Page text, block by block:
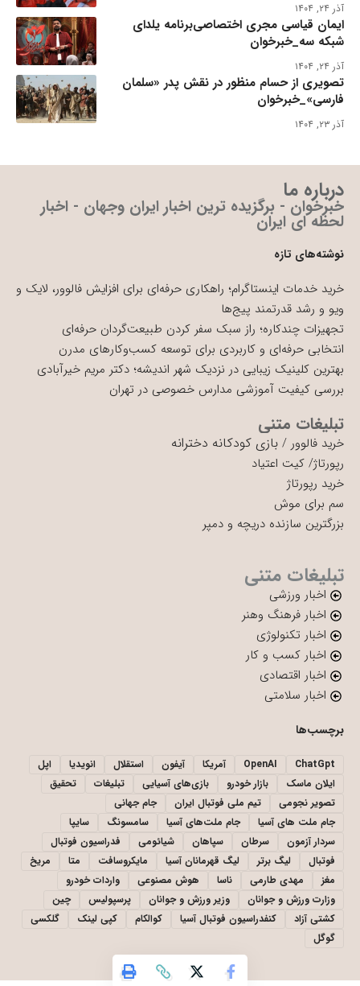
آذر ۲۴, ۱۴۰۴
ایمان قیاسی مجری اختصاصی‌برنامه یلدای
شبکه سه_خبرخوان
آذر ۲۴, ۱۴۰۴
تصویری از حسام منظور در نقش پدر «سلمان
فارسی»_خبرخوان
آذر ۲۳, ۱۴۰۴
درباره ما
خبرخوان - برگزیده ترین اخبار ایران وجهان - اخبار
لحظه ای ایران
نوشته‌های تازه
خرید خدمات اینستاگرام؛ راهکاری حرفه‌ای برای افزایش فالوور، لایک و
ویو و رشد قدرتمند پیج‌ها
تجهیزات چندکاره؛ راز سبک سفر کردن طبیعت‌گردان حرفه‌ای
انتخابی حرفه‌ای و کاربردی برای توسعه کسب‌وکارهای مدرن
بهترین کلینیک زیبایی در نزدیک شهر اندیشه؛ دکتر مریم خیرآبادی
بررسی کیفیت آموزشی مدارس خصوصی در تهران
تبلیغات متنی
خرید فالوور / بازی کودکانه دخترانه
رپورتاژ/ کیت اعتیاد
خرید رپورتاژ
سم برای موش
بزرگترین سازنده دریچه و دمپر
تبلیغات متنی
اخبار ورزشی
اخبار فرهنگ وهنر
اخبار تکنولوژی
اخبار کسب و کار
اخبار اقتصادی
اخبار سلامتی
برچسب‌ها
ChatGpt
OpenAI آمریکا آیفون استقلال انویدیا
اپل
ایلان ماسک
بازار خودرو بازی‌های آسیایی تبلیغات
تحقیق
تصویر نجومی
تیم ملی فوتبال ایران
جام جهانی
جام ملت های آسیا
جام ملت‌های آسیا سامسونگ
سایپا
سردار آزمون
سرطان سپاهان شیائومی
فدراسیون فوتبال
فوتبال
لیگ برتر لیگ قهرمانان آسیا مایکروسافت متا
مریخ
مغز
مهدی طارمی ناسا هوش مصنوعی
واردات خودرو
وزارت ورزش و جوانان
وزیر ورزش و جوانان پرسپولیس
چین
کشتی آزاد
کنفدراسیون فوتبال آسیا کوالکام کپی لینک
گلکسی
گوگل